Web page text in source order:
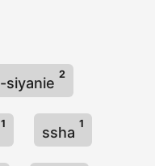
siyanie
2
1
ssha
1